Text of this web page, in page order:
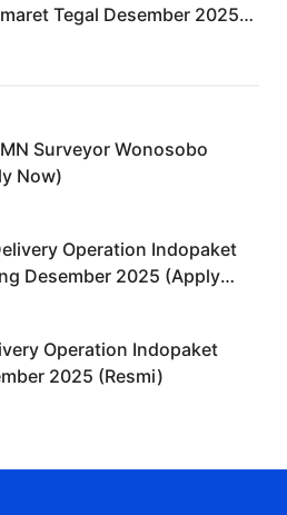
Tegal Desember 2025
Surveyor Wonosobo
Now)
Operation Indopaket
Desember 2025 (Apply
Operation Indopaket
2025 (Resmi)